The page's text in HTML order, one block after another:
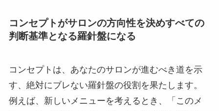
コンセプトがサロンの方向性を決めすべての
判断基準となる羅針盤になる
コンセプトは、あなたのサロンが進むべき道を示
す、絶対にブレない羅針盤の役割を果たします。
例えば、新しいメニューを考えるとき、「このメ